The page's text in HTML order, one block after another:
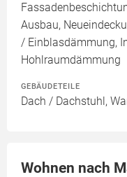
Ausbau,
/ Einblasdämmung,
Hohlraumdämmung
GEBÄUDETEILE
Dach / Dachstuhl,
Wohnen nach